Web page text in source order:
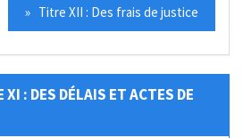
» Titre XII : Des frais de justice
XI : DES DÉLAIS ET ACTES DE